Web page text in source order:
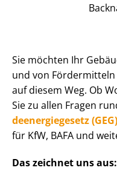
Sie möchten Ihr
und von
auf diesem Weg. Ob
Sie zu allen Fragen
de­en­er­gie­ge­setz (GEG)
für KfW, BAFA und
Das zeichnet uns aus: